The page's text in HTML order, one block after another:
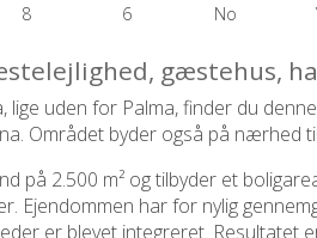
8 6 No
gæstehus,
lige uden for Palma, finder du
Området byder også på
på 2.500 m² og tilbyder et
Ejendommen har for nylig
er blevet integreret.